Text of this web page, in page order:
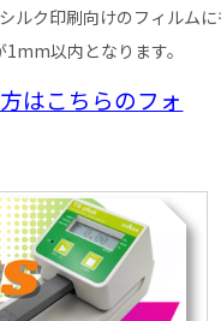
ルク印刷向けのフィルム
以内となります。
はこちらのフォ